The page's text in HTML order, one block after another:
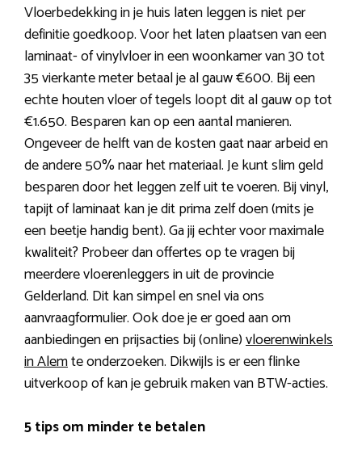
Vloerbedekking in je huis laten leggen is niet per
definitie goedkoop. Voor het laten plaatsen van een
laminaat- of vinylvloer in een woonkamer van 30 tot
35 vierkante meter betaal je al gauw €600. Bij een
echte houten vloer of tegels loopt dit al gauw op tot
€1.650. Besparen kan op een aantal manieren.
Ongeveer de helft van de kosten gaat naar arbeid en
de andere 50% naar het materiaal. Je kunt slim geld
besparen door het leggen zelf uit te voeren. Bij vinyl,
tapijt of laminaat kan je dit prima zelf doen (mits je
een beetje handig bent). Ga jij echter voor maximale
kwaliteit? Probeer dan offertes op te vragen bij
meerdere vloerenleggers in uit de provincie
Gelderland. Dit kan simpel en snel via ons
aanvraagformulier. Ook doe je er goed aan om
aanbiedingen en prijsacties bij (online)vloerenwinkels
in Alemte onderzoeken. Dikwijls is er een flinke
uitverkoop of kan je gebruik maken van BTW-acties.
5 tips om minder te betalen